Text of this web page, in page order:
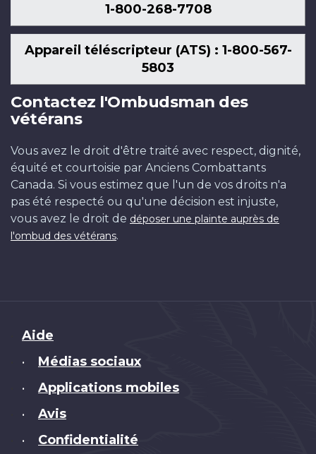
1-800-268-7708
Appareil téléscripteur (ATS) : 1-800-567-
5803
Contactez l'Ombudsman des
vétérans
Vous avez le droit d'être traité avec respect, dignité,
équité et courtoisie par Anciens Combattants
Canada. Si vous estimez que l'un de vos droits n'a
pas été respecté ou qu'une décision est injuste,
vous avez le droit de déposer une plainte auprès de
l'ombud des vétérans.
Brand
Aide
• Médias sociaux
• Applications mobiles
• Avis
• Confidentialité